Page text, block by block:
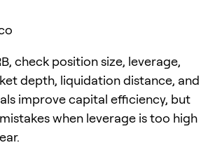
check position size, leverage,
depth, liquidation distance, and
improve capital efficiency, but
when leverage is too high